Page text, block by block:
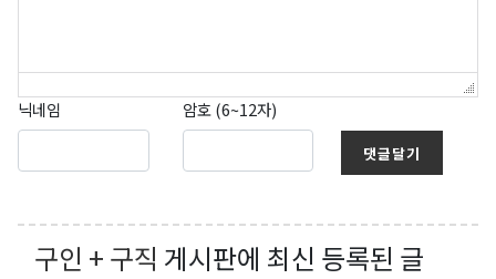
닉네임 암호 (6~12자)
댓글달기
구인 + 구직 게시판에 최신 등록된 글